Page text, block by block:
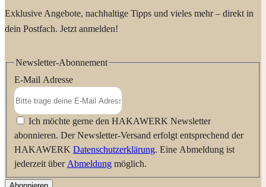
Exklusive Angebote, nachhaltige Tipps und vieles mehr – direkt in
dein Postfach. Jetzt anmelden!
Newsletter-Abonnement
E-Mail Adresse
Ich möchte gerne den HAKAWERK Newsletter
abonnieren. Der Newsletter-Versand erfolgt entsprechend der
HAKAWERK Datenschutzerklärung. Eine Abmeldung ist
jederzeit über Abmeldung möglich.